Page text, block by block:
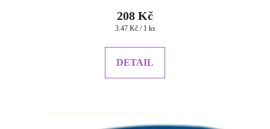
je
5.0
z
5
208 Kč
Měrná
3.47 Kč / 1 ks
DETAIL